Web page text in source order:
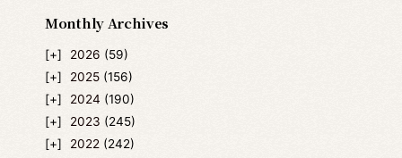
Monthly Archives
2026 (59)
2025 (156)
2024 (190)
2023 (245)
2022 (242)